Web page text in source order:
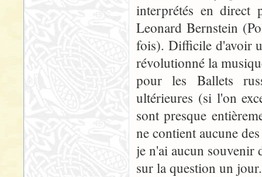
interprétés en direct
Leonard Bernstein
fois). Difficile d'avoir
révolutionné la
pour les Ballets
ultérieures (si l'on
sont presque
ne contient aucune
je n'ai aucun souvenir
sur la question un